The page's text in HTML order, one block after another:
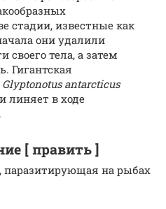
стадии, известные как
они удалили
своего тела, а затем
Гигантская
Glyptonotus antarcticus
линяет в ходе
[ править ]
паразитирующая на рыбах